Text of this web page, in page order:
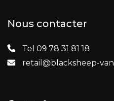
Nous contacter
Tel 09 78 31 81 18
retail@blacksheep-